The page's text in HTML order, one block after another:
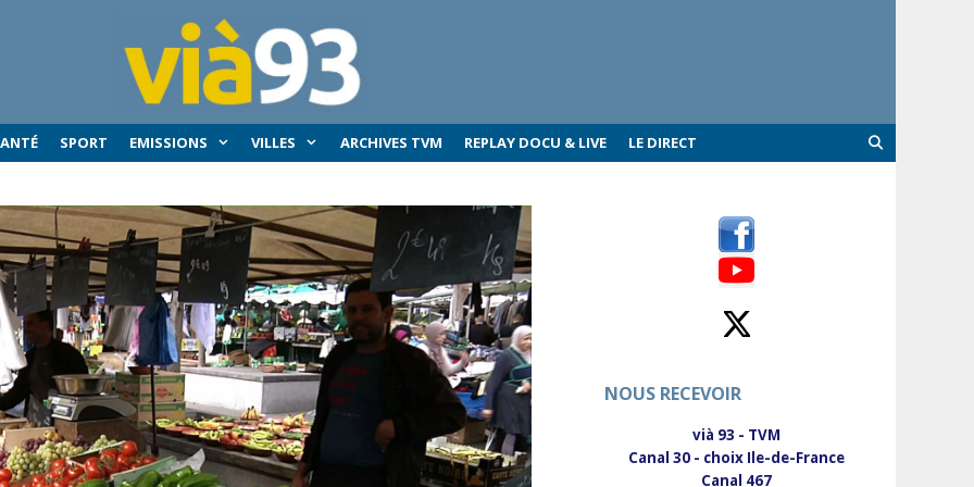
SPORT EMISSIONS VILLES ARCHIVES TVM REPLAY DOCU & LIVE LE DIRECT
NOUS RECEVOIR
vià 93 - TVM
Canal 30 - choix Ile-de-France
Canal 467